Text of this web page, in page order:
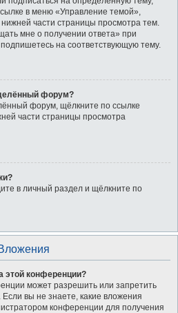
в меню «Управление темой»,
части страницы просмотра тем.
мне о получении ответа» при
на соответствующую тему.
форум?
форум, щёлкните по ссылке
части страницы просмотра
в личный раздел и щёлкните по
этой конференции?
может разрешить или запретить
вы не знаете, какие вложения
конференции для получения